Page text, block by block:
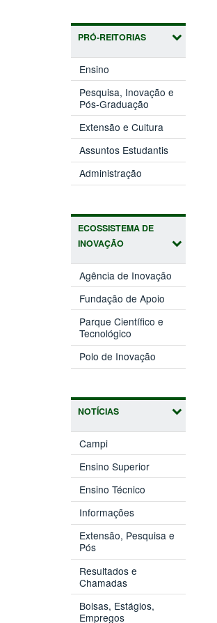
PRÓ-REITORIAS
Ensino
em
nova
janela)
Pesquisa, Inovação e
Pós-Graduação (abre
em
nova
janela)
Extensão e Cultura
em
nova
janela)
Assuntos Estudantis(abre
em
janela)
Administração
em
ECOSSISTEMA DE
INOVAÇÃO
Agência de Inovação
em
janela)
Fundação de Apoio
em
Parque Científico e
Tecnológico
em
nova
janela)
Polo de Inovação
em
NOTÍCIAS
Campi
Ensino Superior
Ensino Técnico
Informações
Extensão, Pesquisa e
Pós
Resultados e
Chamadas
Bolsas, Estágios,
Empregos